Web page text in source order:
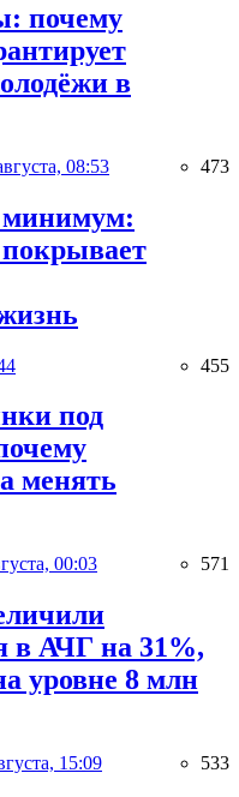
почему
в
08:53 473
минимум:
покрывает
455
под
менять
00:03 571
в АЧГ на 31%,
уровне 8 млн
15:09 533